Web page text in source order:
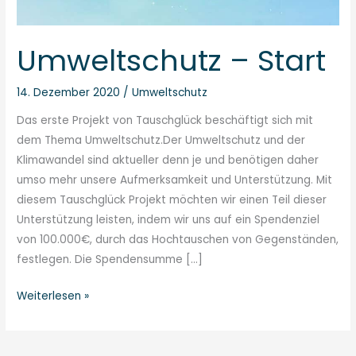
Umweltschutz – Start
14. Dezember 2020 /Umweltschutz
Das erste Projekt von Tauschglück beschäftigt sich mit
dem Thema Umweltschutz.Der Umweltschutz und der
Klimawandel sind aktueller denn je und benötigen daher
umso mehr unsere Aufmerksamkeit und Unterstützung. Mit
diesem Tauschglück Projekt möchten wir einen Teil dieser
Unterstützung leisten, indem wir uns auf ein Spendenziel
von 100.000€, durch das Hochtauschen von Gegenständen,
festlegen. Die Spendensumme […]
Weiterlesen »